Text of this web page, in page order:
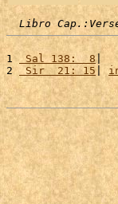
Libro
1 Sal 138:  8|
2
Sir  21: 15